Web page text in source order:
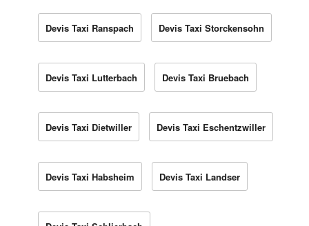
Devis Taxi Ranspach Devis Taxi Storckensohn
Devis Taxi Lutterbach Devis Taxi Bruebach
Devis Taxi Dietwiller Devis Taxi Eschentzwiller
Devis Taxi Habsheim Devis Taxi Landser